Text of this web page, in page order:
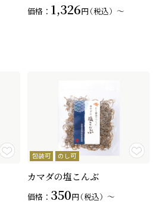
価格： 1,326円（税込）〜
包装可 のし可
カマダの塩こんぶ
価格： 350円（税込）〜